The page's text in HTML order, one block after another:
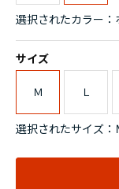
選択されたカラー：
サイズ
Ｍ Ｌ
選択されたサイズ：